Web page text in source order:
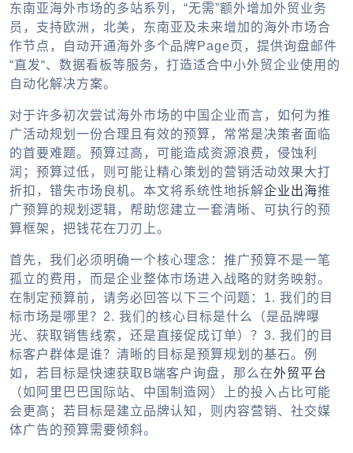
东南亚海外市场的多站系列，“无需”额外增加外贸业务
员，支持欧洲，北美，东南亚及未来增加的海外市场合
作节点，自动开通海外多个品牌Page页，提供询盘邮件
“直发“、数据看板等服务，打造适合中小外贸企业使用的
自动化解决方案。
对于许多初次尝试海外市场的中国企业而言，如何为推
广活动规划一份合理且有效的预算，常常是决策者面临
的首要难题。预算过高，可能造成资源浪费，侵蚀利
润；预算过低，则可能让精心策划的营销活动效果大打
折扣，错失市场良机。本文将系统性地拆解企业出海推
广预算的规划逻辑，帮助您建立一套清晰、可执行的预
算框架，把钱花在刀刃上。
首先，我们必须明确一个核心理念：推广预算不是一笔
孤立的费用，而是企业整体市场进入战略的财务映射。
在制定预算前，请务必回答以下三个问题：1. 我们的目
标市场是哪里？2. 我们的核心目标是什么（是品牌曝
光、获取销售线索，还是直接促成订单）？3. 我们的目
标客户群体是谁？清晰的目标是预算规划的基石。例
如，若目标是快速获取B端客户询盘，那么在外贸平台
（如阿里巴巴国际站、中国制造网）上的投入占比可能
会更高；若目标是建立品牌认知，则内容营销、社交媒
体广告的预算需要倾斜。